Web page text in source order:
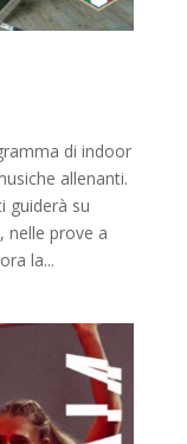
di indoor
allenanti.
guiderà su
nelle prove a
la...